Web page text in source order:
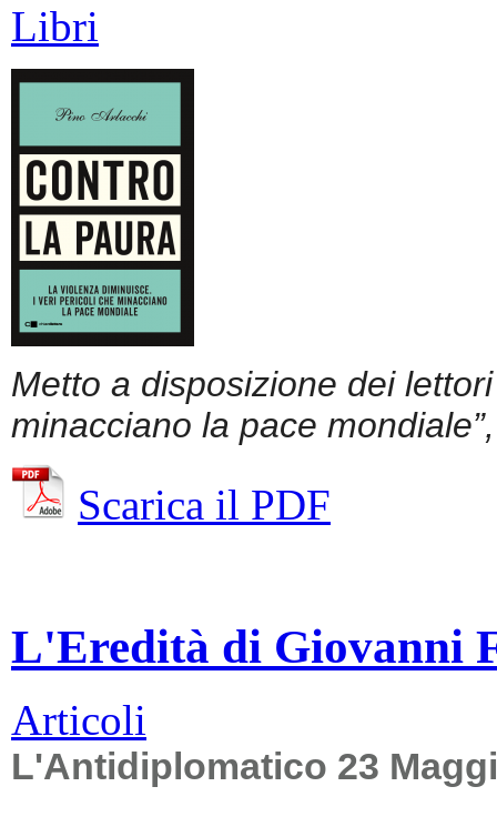
Libri
Metto a disposizione dei
minacciano la pace
Scarica il PDF
L'Eredità di Giovanni
Articoli
L'Antidiplomatico 23